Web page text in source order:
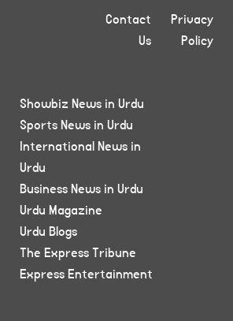
Privacy
Policy
Contact
Us
Showbiz News in Urdu
Sports News in Urdu
International News in
Urdu
Business News in Urdu
Urdu Magazine
Urdu Blogs
The Express Tribune
Express Entertainment